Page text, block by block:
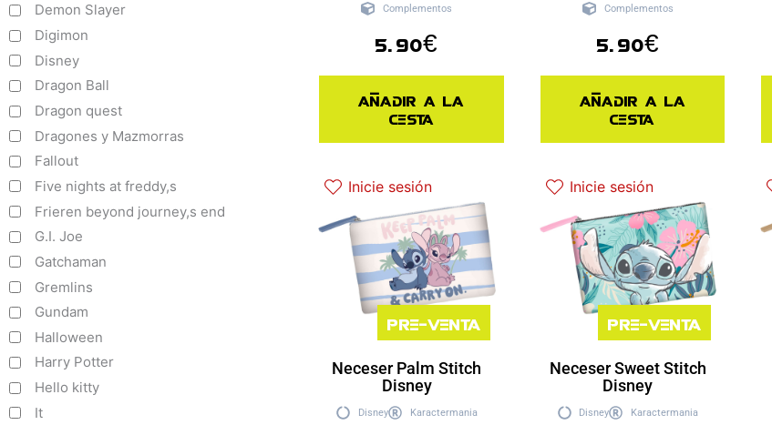
Demon Slayer
Digimon
Disney
Dragon Ball
Dragon quest
Dragones y Mazmorras
Fallout
Five nights at freddy,s
Frieren beyond journey,s end
G.I. Joe
Gatchaman
Gremlins
Gundam
Halloween
Harry Potter
Hello kitty
It
Complementos
5.90€
Añadir a la
cesta
Complementos
5.90€
Añadir a la
cesta
Inicie sesión
Pre-venta
Neceser Palm Stitch
Disney
Disney
Karactermania
Inicie sesión
Pre-venta
Neceser Sweet Stitch
Disney
Disney
Karactermania